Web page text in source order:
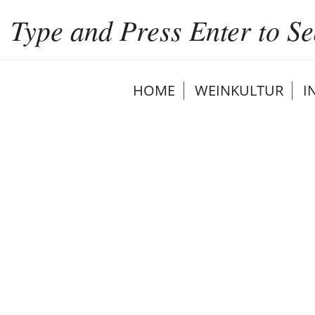
HOME WEINKULTUR